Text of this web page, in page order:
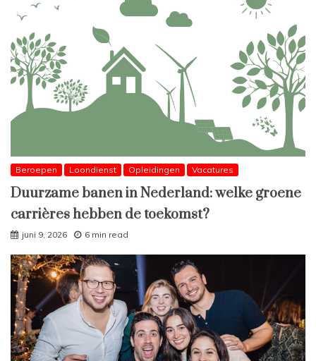
Beroepen Loondienst Opleidingen Vacatures
Duurzame banen in Nederland: welke groene
carrières hebben de toekomst?
juni 9, 2026 6 min read